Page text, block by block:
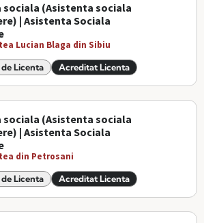
sociala (Asistenta sociala
| Asistenta Sociala
Lucian Blaga din Sibiu
Licenta Acreditat Licenta
sociala (Asistenta sociala
| Asistenta Sociala
din Petrosani
Licenta Acreditat Licenta